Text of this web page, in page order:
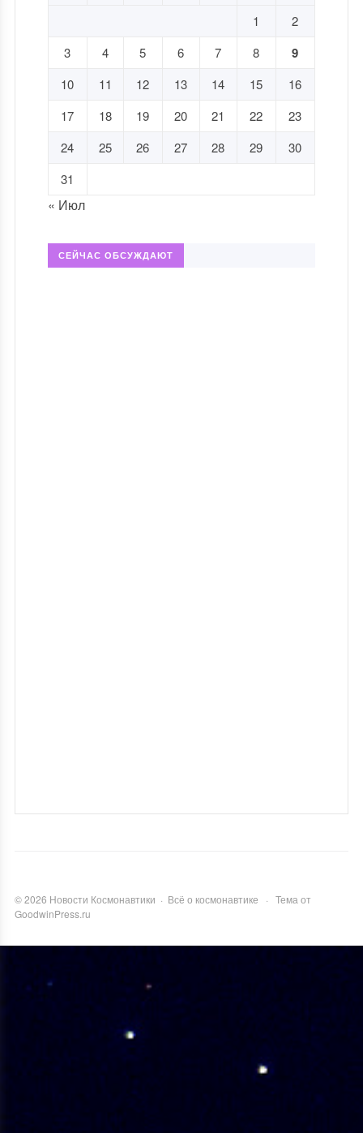
1
2
3
4 5 6 7 8 9
10 11 12 13 14 15
16
17
18 19 20 21 22
23
24
25 26 27 28 29
30
31
« Июл
СЕЙЧАС ОБСУЖДАЮТ
©2026 Новости Космонавтики · Всё о космонавтике · Тема от
GoodwinPress.ru